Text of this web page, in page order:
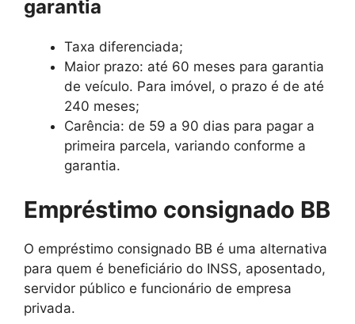
garantia
Taxa diferenciada;
Maior prazo: até 60 meses para garantia
de veículo. Para imóvel, o prazo é de até
240 meses;
Carência: de 59 a 90 dias para pagar a
primeira parcela, variando conforme a
garantia.
Empréstimo consignado BB
O empréstimo consignado BB é uma alternativa
para quem é beneficiário do INSS, aposentado,
servidor público e funcionário de empresa
privada.